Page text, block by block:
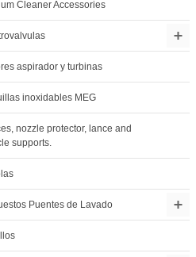
Cleaner Accessories
aspirador y turbinas
inoxidables MEG
nozzle protector, lance and
supports.
Puentes de Lavado